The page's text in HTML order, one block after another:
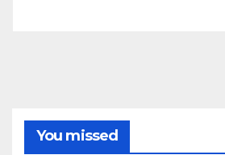
You missed